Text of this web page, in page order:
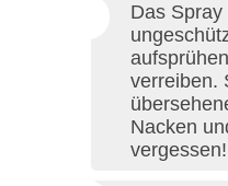
Das
verreiben.
Nacken
vergessen!